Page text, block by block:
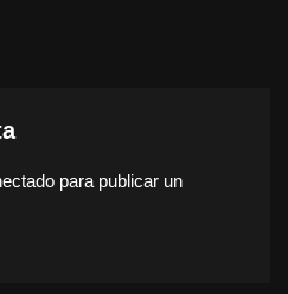
para publicar un